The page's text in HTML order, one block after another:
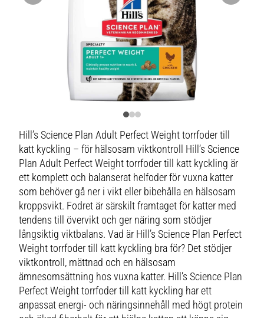
Hill’s Science Plan Adult Perfect Weight torrfoder till
katt kyckling – för hälsosam viktkontroll Hill’s Science
Plan Adult Perfect Weight torrfoder till katt kyckling är
ett komplett och balanserat helfoder för vuxna katter
som behöver gå ner i vikt eller bibehålla en hälsosam
kroppsvikt. Fodret är särskilt framtaget för katter med
tendens till övervikt och ger näring som stödjer
långsiktig viktbalans. Vad är Hill’s Science Plan Perfect
Weight torrfoder till katt kyckling bra för? Det stödjer
viktkontroll, mättnad och en hälsosam
ämnesomsättning hos vuxna katter. Hill’s Science Plan
Perfect Weight torrfoder till katt kyckling har ett
anpassat energi- och näringsinnehåll med högt protein